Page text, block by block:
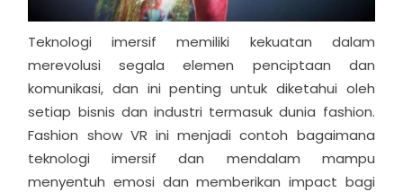
Teknologi imersif memiliki kekuatan dalam
merevolusi segala elemen penciptaan dan
komunikasi, dan ini penting untuk diketahui oleh
setiap bisnis dan industri termasuk dunia fashion.
Fashion show VR ini menjadi contoh bagaimana
teknologi imersif dan mendalam mampu
menyentuh emosi dan memberikan impact bagi